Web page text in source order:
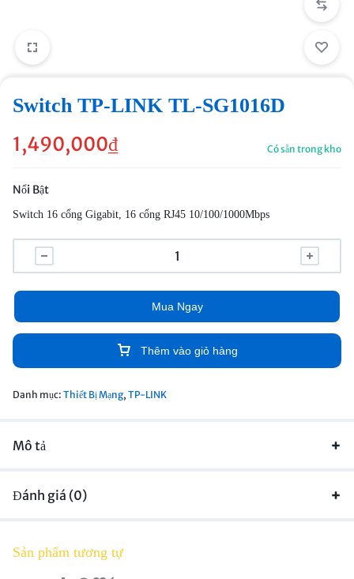
Switch TP-LINK TL-SG1016D
1,490,000₫ Có sẵn trong kho
Nổi Bật
Switch 16 cổng Gigabit, 16 cổng RJ45 10/100/1000Mbps
Thêm vào giỏ hàng
Mua Ngay
Danh mục: Thiết Bị Mạng, TP-LINK
Mô tả
Đánh giá (0)
Sản phẩm tương tự